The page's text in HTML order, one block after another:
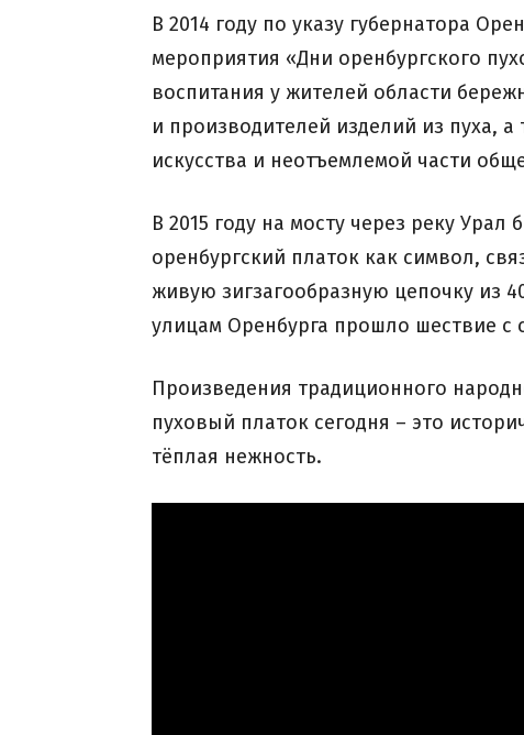
В 2014 году по указу губернатора
мероприятия «Дни оренбургского
воспитания у жителей области
и производителей изделий из пуха,
искусства и неотъемлемой части
В 2015 году на мосту через реку
оренбургский платок как символ,
живую зигзагообразную цепочку из
улицам Оренбурга прошло шествие с
Произведения традиционного
пуховый платок сегодня – это
тёплая нежность.